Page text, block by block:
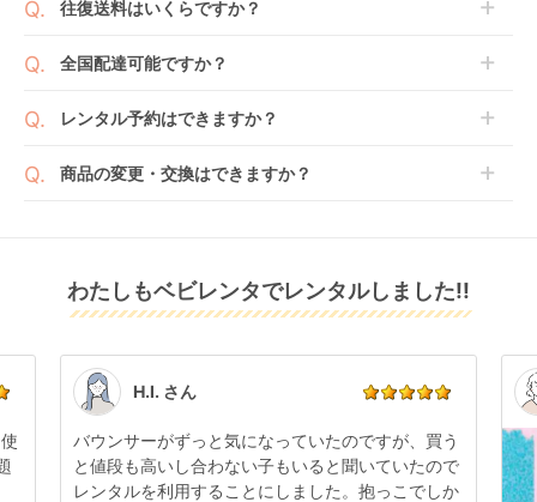
ー
レンタル
コンビ(Combi)
レンタル
RB3L) A型ベビーカー
ピジョン(pigeon)
レンタル
円 〜
ベビーカー アップリ
カ(aprica)
レンタル
9,647円 〜
ビーカー アップリカ
(aprica)
レンタル
10,010円 〜
走行テストを行う場合がございます。
となる場合がございます。その際、メーカーの都合に
場合や、在庫切れによりご注文をキャンセルさせてい
い。
※万が一キャンセルとなった場合には、代金は全額ご
てお届けしております。そのため、小さなキズや使用
感はございますが、故障や大きなキズ、シミなどのリ
す。
点検清掃については
もご確認ください。
おります。
ョンをご購入ください。
詳しくはこちらをご確認ください。
往復送料はいくらですか？
へ入れ、カートページから住所を入力すると送料が確
全国配達可能ですか？
※空港への配達はご対応できかねますのであらかじめ
レンタル予約はできますか？
可能ですので、商品のご注文時にご希望のお日にちに
商品の変更・交換はできますか？
また、レンタル期間の変更も商品発送前であれば変更
可能です。
い。
わたしもベビレンタでレンタルしました!!
H.I. さん
バウンサーがずっと気になっていたのですが、買う
と値段も高いし合わない子もいると聞いていたので
レンタルを利用することにしました。抱っこでしか